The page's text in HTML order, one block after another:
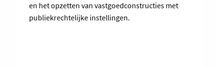
en het opzetten van vastgoedconstructies met
publiekrechtelijke instellingen.